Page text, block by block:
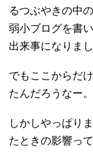
るつぶやきの中
弱小ブログを書
出来事になりまし
でもここからだ
たんだろうなー。
しかしやっぱり
たときの影響っ